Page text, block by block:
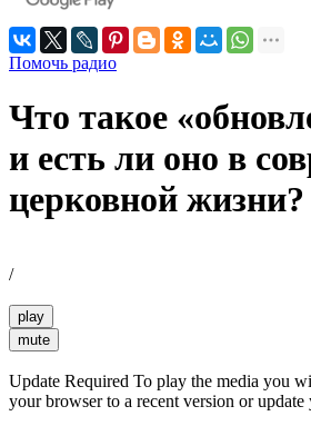
Помочь радио
Что такое
и есть ли оно в
церковной жизни?
/
play
mute
Update Required To play the media you
your browser to a recent version or update